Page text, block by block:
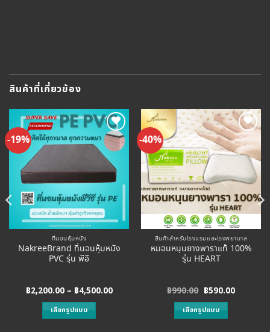
สินค้าที่เกี่ยวข้อง
-19%
Add to
Wishlist
ที่นอนหุ้มหนัง
NakreeBrand ที่นอนหุ้มหนัง
PVC รุ่น พีอี
฿2,200.00 – ฿4,500.00Price
เลือกรูปแบบ
-40%
Add to
Wishlist
สินค้าสำหรับโรงแรมและโรงพยาบาล
หมอนหนุนยางพาราแท้ 100%
รุ่น HEART
฿990.00 Original
price
was:
฿990.00.
฿590.00Current
เลือกรูปแบบ